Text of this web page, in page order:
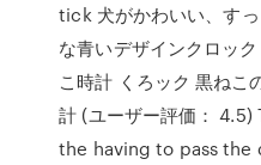
tick 犬がかわいい、す
な青いデザインクロッ
こ時計 くろック 黒ねこ
計 (ユーザー評価：
the having to pass the